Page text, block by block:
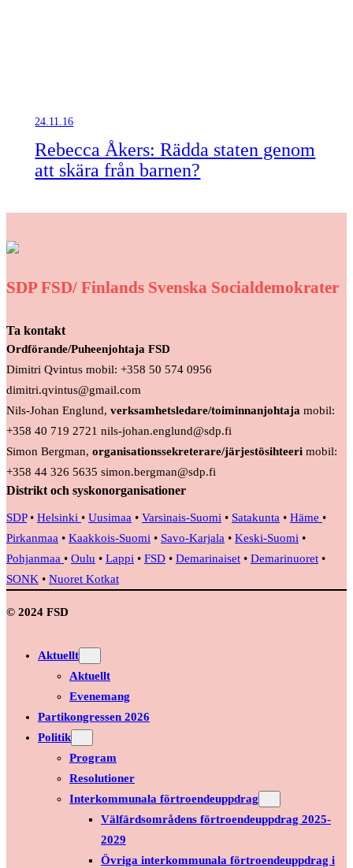
24.11.16
Rebecca Åkers: Rädda staten genom
att skära från barnen?
SDP FSD/ Finlands Svenska Socialdemokrater
Ta kontakt
Ordförande/Puheenjohtaja FSD
Dimitri Qvintus mobil: +358 50 574 0956
dimitri.qvintus@gmail.com
Nils-Johan Englund, verksamhetsledare/toiminnanjohtaja mobil:
+358 40 719 2721 nils-johan.englund@sdp.fi
Simon Bergman, organisationssekreterare/järjestösihteeri mobil:
+358 44 326 5635 simon.bergman@sdp.fi
Distrikt och syskonorganisationer
SDP• Helsinki • Uusimaa • Varsinais-Suomi • Satakunta • Häme •
Pirkanmaa • Kaakkois-Suomi • Savo-Karjala • Keski-Suomi •
Pohjanmaa • Oulu • Lappi • FSD • Demarinaiset • Demarinuoret •
SONK • Nuoret Kotkat
© 2024 FSD
Aktuellt
Aktuellt
Evenemang
Partikongressen 2026
Politik
Program
Resolutioner
Interkommunala förtroendeuppdrag
Välfärdsområdens förtroendeuppdrag 2025-
2029
Övriga interkommunala förtroendeuppdrag i